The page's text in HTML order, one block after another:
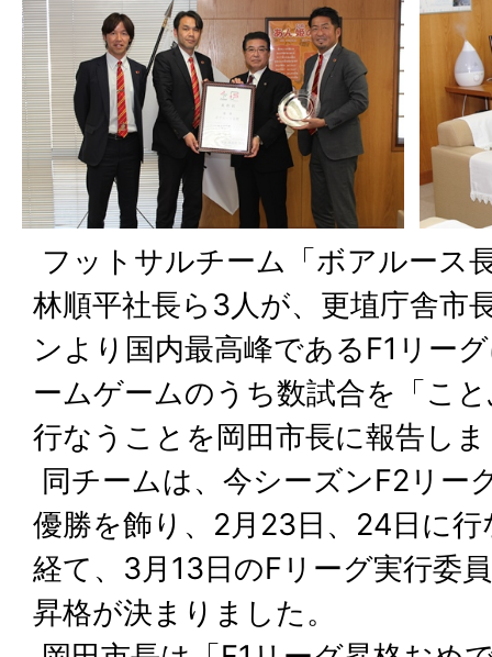
フットサルチーム「ボアルース
林順平社長ら3人が、更埴庁舎市
ンより国内最高峰であるF1リー
ームゲームのうち数試合を「こ
行なうことを岡田市長に報告し
同チームは、今シーズンF2リー
優勝を飾り、2月23日、24日に
経て、3月13日のFリーグ実行委
昇格が決まりました。